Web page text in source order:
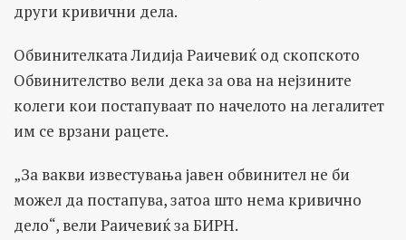
други кривични дела.
Обвинителката Лидија Раичевиќ од скопското
Обвинителство вели дека за ова на нејзините
колеги кои постапуваат по начелото на легалитет
им се врзани рацете.
„За вакви известувања јавен обвинител не би
можел да постапува, затоа што нема кривично
дело“, вели Раичевиќ за БИРН.